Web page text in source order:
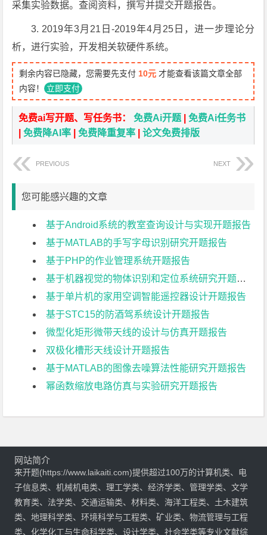
采集实验数据。查阅资料，撰写并提交开题报告。
3. 2019年3月21日-2019年4月25日，进一步理论分
析，进行实验，开发相关软硬件系统。
剩余内容已隐藏，您需要先支付 10元 才能查看该篇文章全部
内容！ 立即支付
免费ai写开题、写任务书：免费Ai开题 |免费Ai任务书
|免费降AI率 |免费降重复率 |论文免费排版
PREVIOUS NEXT
您可能感兴趣的文章
基于Android系统的教室查询设计与实现开题报告
基于MATLAB的手写字母识别研究开题报告
基于PHP的作业管理系统开题报告
基于机器视觉的物体识别和定位系统研究开题报告
基于单片机的家用空调智能遥控器设计开题报告
基于STC15的防酒驾系统设计开题报告
微型化矩形微带天线的设计与仿真开题报告
双极化槽形天线设计开题报告
基于MATLAB的图像去噪算法性能研究开题报告
幂函数缩放电路仿真与实验研究开题报告
网站简介
来开题(https://www.laikaiti.com)提供超过100万的计算机类、电
子信息类、机械机电类、理工学类、经济学类、管理学类、文学
教育类、法学类、交通运输类、材料类、海洋工程类、土木建筑
类、地理科学类、环境科学与工程类、矿业类、物流管理与工程
类、化学化工与生命科学类、设计学类、社会学类等专业文献综